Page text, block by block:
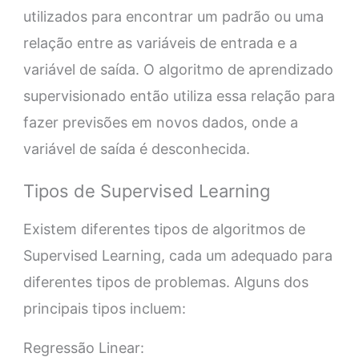
utilizados para encontrar um padrão ou uma
relação entre as variáveis de entrada e a
variável de saída. O algoritmo de aprendizado
supervisionado então utiliza essa relação para
fazer previsões em novos dados, onde a
variável de saída é desconhecida.
Tipos de Supervised Learning
Existem diferentes tipos de algoritmos de
Supervised Learning, cada um adequado para
diferentes tipos de problemas. Alguns dos
principais tipos incluem:
Regressão Linear: